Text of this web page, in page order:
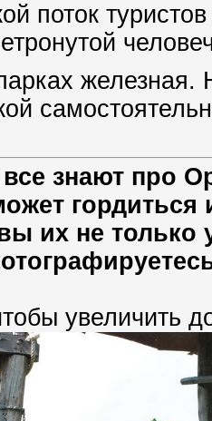
поток
железная.
знают про
их не только
увеличить